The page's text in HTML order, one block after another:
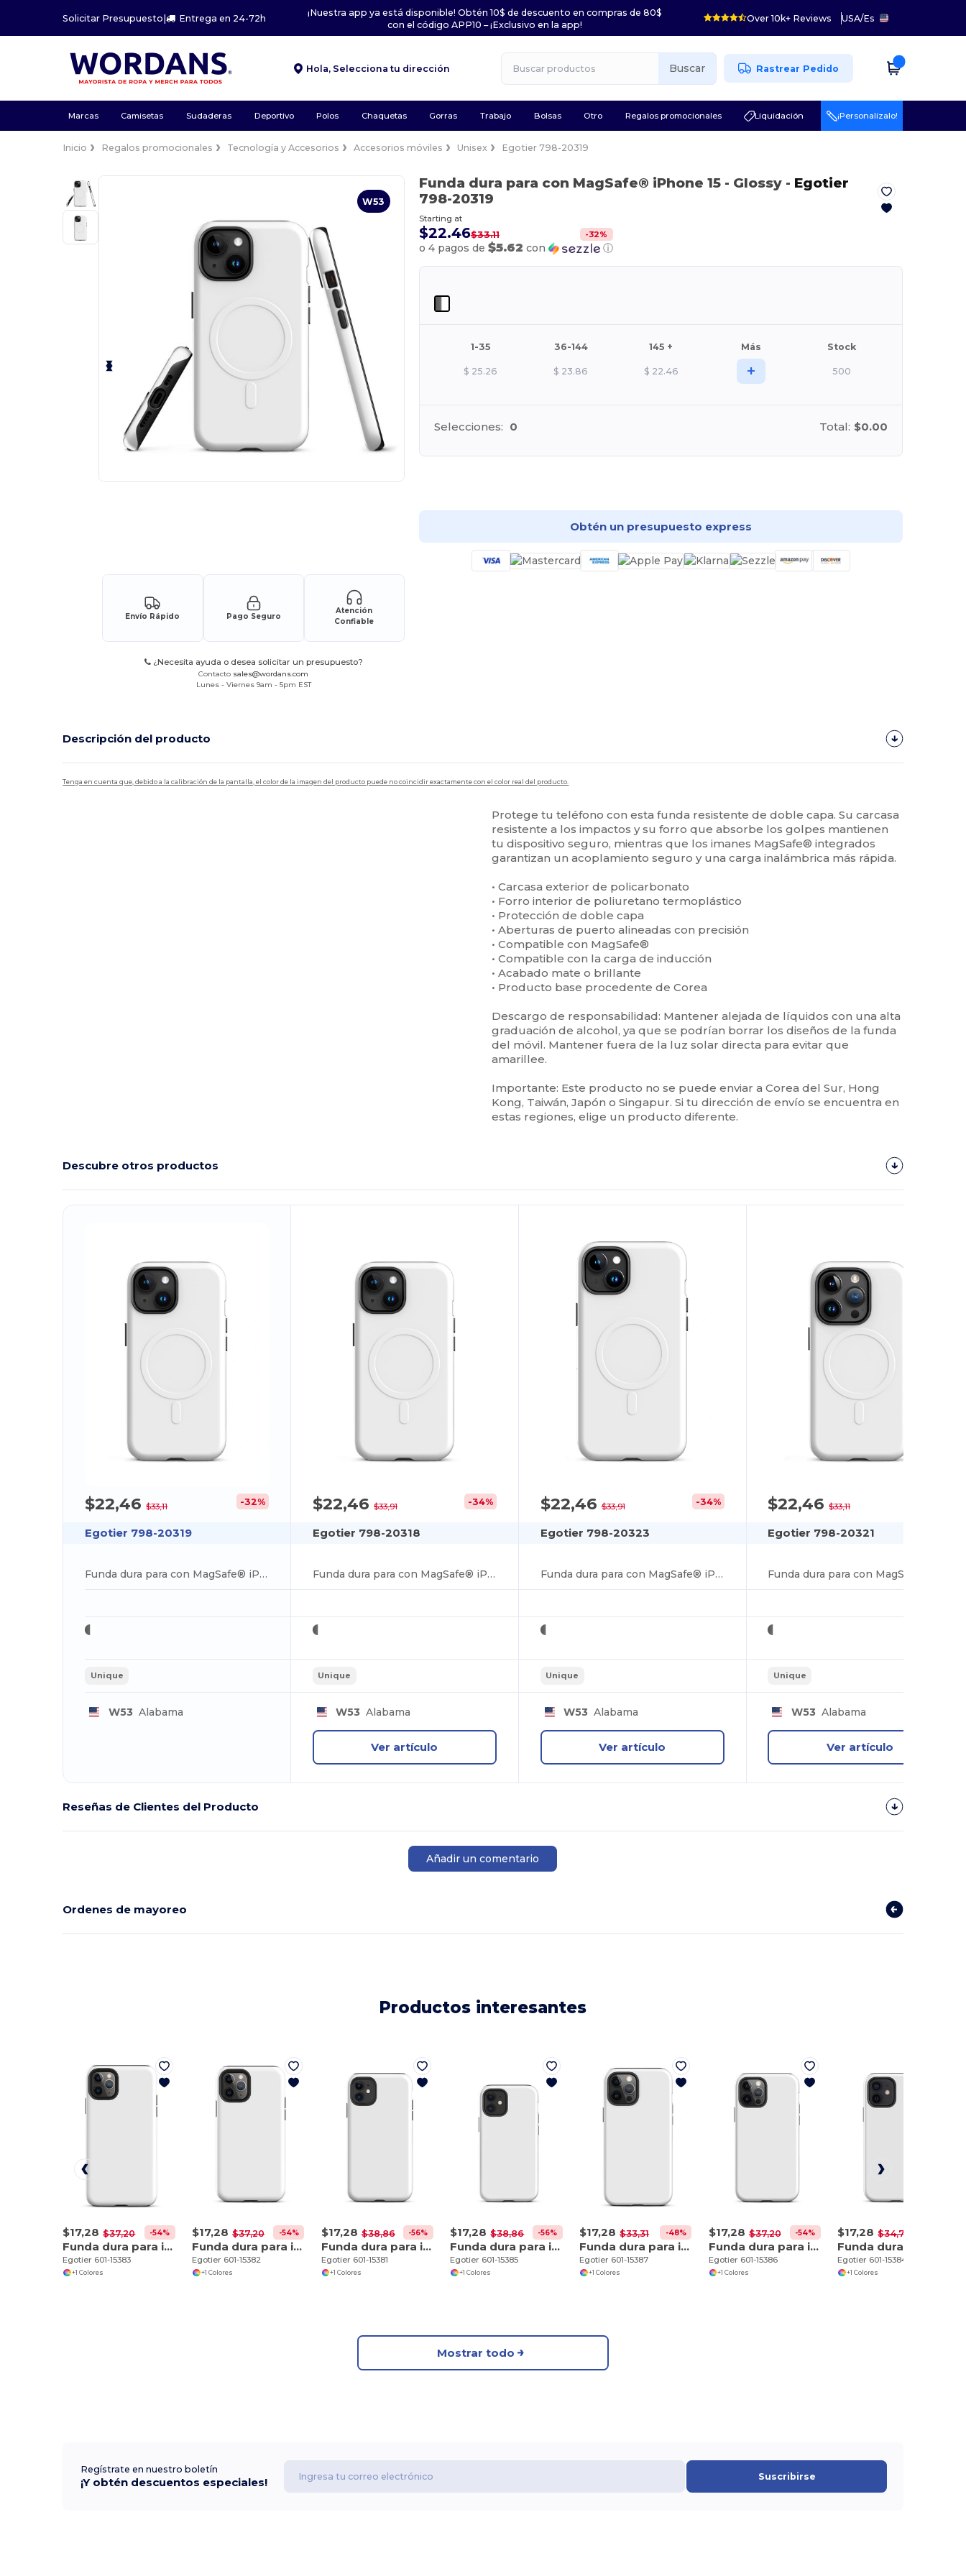
Solicitar Presupuesto| Entrega en 24-72h
¡Nuestra app ya está disponible! Obtén 10$ de descuento en compras de 80$
con el código APP10 – ¡Exclusivo en la app!
Over 10k+ Reviews USA/Es
Hola, Selecciona tu dirección Buscar Rastrear Pedido
Marcas Camisetas Sudaderas Deportivo Polos Chaquetas Gorras Trabajo Bolsas Otro Regalos promocionales Liquidación ¡Personalízalo!
Inicio Regalos promocionales Tecnología y Accesorios Accesorios móviles Unisex Egotier 798-20319
W53
Envío Rápido Pago Seguro
Atención
Confiable
¿Necesita ayuda o desea solicitar un presupuesto?
Contacto sales@wordans.com
Lunes - Viernes 9am - 5pm EST
Funda dura para con MagSafe® iPhone 15 - Glossy- Egotier
798-20319
Starting at
$22.46$33.11 -32%
o 4 pagos de $5.62 con ⓘ
1-35 36-144 145 + Más Stock
$ 25.26 $ 23.86 $ 22.46 + 500
Selecciones: 0 Total: $0.00
Obtén un presupuesto express
Descripción del producto
Tenga en cuenta que, debido a la calibración de la pantalla, el color de la imagen del producto puede no coincidir exactamente con el color real del producto.
Protege tu teléfono con esta funda resistente de doble capa. Su carcasa
resistente a los impactos y su forro que absorbe los golpes mantienen
tu dispositivo seguro, mientras que los imanes MagSafe® integrados
garantizan un acoplamiento seguro y una carga inalámbrica más rápida.
• Carcasa exterior de policarbonato
• Forro interior de poliuretano termoplástico
• Protección de doble capa
• Aberturas de puerto alineadas con precisión
• Compatible con MagSafe®
• Compatible con la carga de inducción
• Acabado mate o brillante
• Producto base procedente de Corea
Descargo de responsabilidad: Mantener alejada de líquidos con una alta
graduación de alcohol, ya que se podrían borrar los diseños de la funda
del móvil. Mantener fuera de la luz solar directa para evitar que
amarillee.
Importante: Este producto no se puede enviar a Corea del Sur, Hong
Kong, Taiwán, Japón o Singapur. Si tu dirección de envío se encuentra en
estas regiones, elige un producto diferente.
Descubre otros productos
$22,46$33,11 -32%
Egotier 798-20319
Funda dura para con MagSafe® iPhone 15
Unique
W53 Alabama
$22,46 $33,91 -34%
Egotier 798-20318
Funda dura para con MagSafe® iPhone 15
Unique
W53 Alabama
Ver artículo
$22,46$33,91 -34%
Egotier 798-20323
Funda dura para con MagSafe® iPhone 15 Plus
Unique
W53 Alabama
Ver artículo
$22,46$33,11
Egotier 798-20321
Unique
W53 Alabama
Ver artículo
Reseñas de Clientes del Producto
Añadir un comentario
Ordenes de mayoreo
Productos interesantes
$17,28 $37,20 -54%
Funda dura para iPhone 11 Pro Max
Egotier 601-15383
+1 Colores
$17,28 $37,20 -54%
Funda dura para iPhone 11 Pro
Egotier 601-15382
+1 Colores
$17,28 $38,86 -56%
Funda dura para iPhone 11
Egotier 601-15381
+1 Colores
$17,28 $38,86 -56%
Funda dura para iPhone 12 mini
Egotier 601-15385
+1 Colores
$17,28 $33,31 -48%
Funda dura para iPhone 12 Pro Max
Egotier 601-15387
+1 Colores
$17,28 $37,20 -54%
Funda dura para iPhone 12 Pro
Egotier 601-15386
+1 Colores
$17,28 $34,70
Egotier 601-15384
+1 Colores
Mostrar todo
Regístrate en nuestro boletín
¡Y obtén descuentos especiales! Suscribirse